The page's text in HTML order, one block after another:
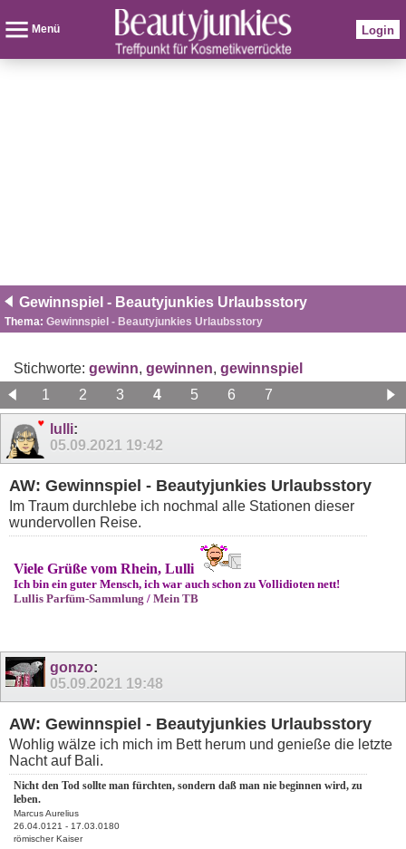
Menü Login
Gewinnspiel - Beautyjunkies Urlaubsstory
Thema: Gewinnspiel - Beautyjunkies Urlaubsstory
Stichworte: gewinn, gewinnen, gewinnspiel
1
2 3 4 5 6 7
lulli:
05.09.2021 19:42
AW: Gewinnspiel - Beautyjunkies Urlaubsstory
Im Traum durchlebe ich nochmal alle Stationen dieser
wundervollen Reise.
Viele Grüße vom Rhein, Lulli
Ich bin ein guter Mensch, ich war auch schon zu Vollidioten nett!
Lullis Parfüm-Sammlung / Mein TB
gonzo:
05.09.2021 19:48
AW: Gewinnspiel - Beautyjunkies Urlaubsstory
Wohlig wälze ich mich im Bett herum und genieße die letzte
Nacht auf Bali.
Nicht den Tod sollte man fürchten, sondern daß man nie beginnen wird, zu
leben.
Marcus Aurelius
26.04.0121 - 17.03.0180
römischer Kaiser